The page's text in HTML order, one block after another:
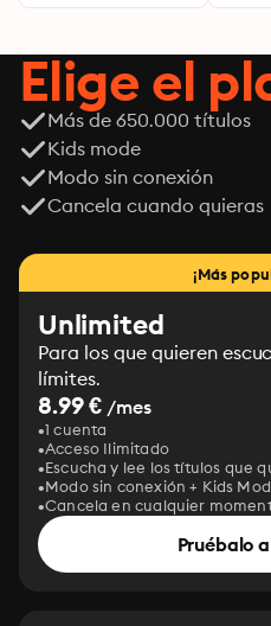
Elige el
Más de 650.000 títulos
Kids mode
Modo sin conexión
Cancela cuando quieras
¡Más
Unlimited
Para los que quieren
límites.
8.99 € /mes
1 cuenta
Acceso Ilimitado
Escucha y lee los títulos que
Modo sin conexión + Kids
Cancela en cualquier
Pruébalo